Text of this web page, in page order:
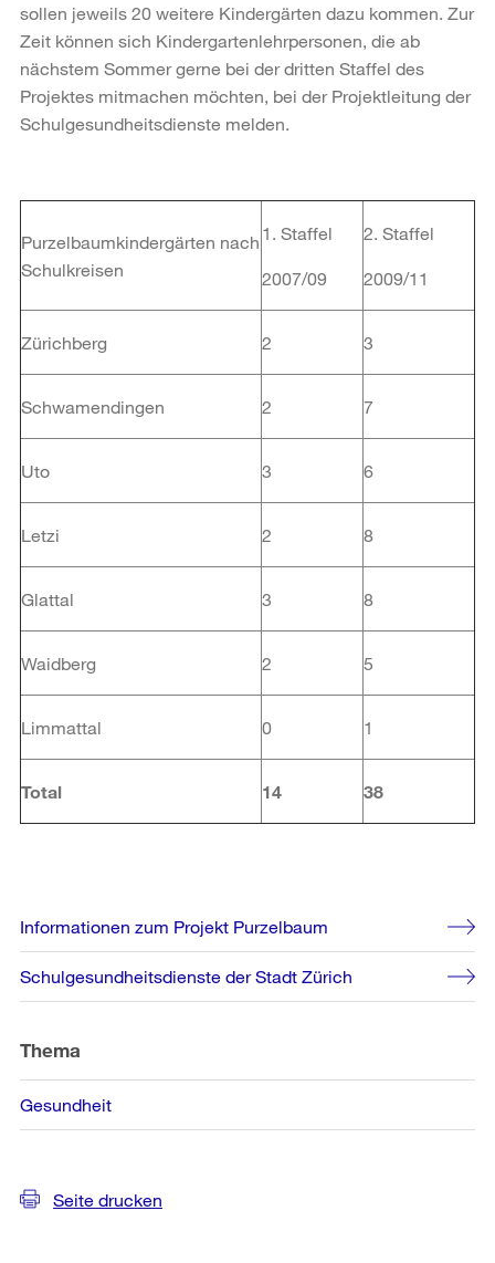
sollen jeweils 20 weitere Kindergärten dazu kommen. Zur
Zeit können sich Kindergartenlehrpersonen, die ab
nächstem Sommer gerne bei der dritten Staffel des
Projektes mitmachen möchten, bei der Projektleitung der
Schulgesundheitsdienste melden.
Purzelbaumkindergärten nach
Schulkreisen
1. Staffel
2007/09
2. Staffel
2009/11
Zürichberg 2 3
Schwamendingen 2 7
Uto 3 6
Letzi 2 8
Glattal 3 8
Waidberg 2 5
Limmattal 0 1
Total 14 38
Weitere
Informationen
Informationen zum Projekt Purzelbaum
Schulgesundheitsdienste der Stadt Zürich
Thema
Gesundheit
Seite drucken